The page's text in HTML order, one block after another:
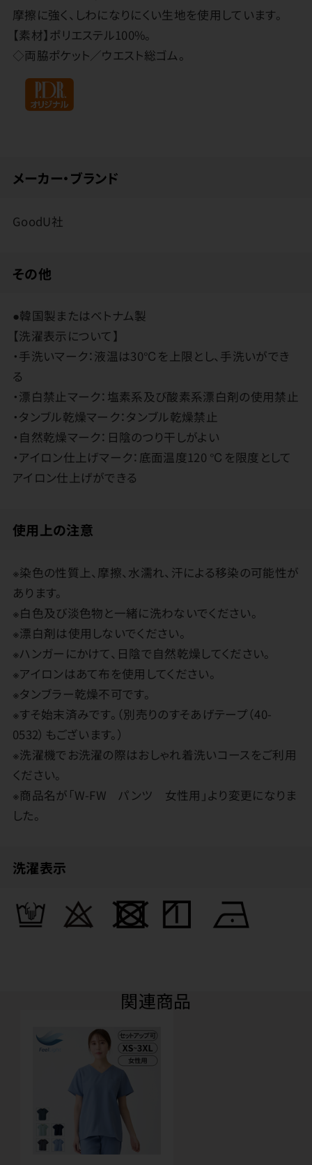
摩擦に強く、しわになりにくい生地を使用しています。
【素材】ポリエステル100%。
◇両脇ポケット／ウエスト総ゴム。
メーカー・ブランド
GoodU社
その他
●韓国製またはベトナム製
【洗濯表示について】
・手洗いマーク：液温は30℃を上限とし、手洗いができ
る
・漂白禁止マーク：塩素系及び酸素系漂白剤の使用禁止
・タンブル乾燥マーク：タンブル乾燥禁止
・自然乾燥マーク：日陰のつり干しがよい
・アイロン仕上げマーク：底面温度120 ℃を限度として
アイロン仕上げができる
使用上の注意
※染色の性質上、摩擦、水濡れ、汗による移染の可能性が
あります。
※白色及び淡色物と一緒に洗わないでください。
※漂白剤は使用しないでください。
※ハンガーにかけて、日陰で自然乾燥してください。
※アイロンはあて布を使用してください。
※タンブラー乾燥不可です。
※すそ始末済みです。（別売りのすそあげテープ（40-
0532）もございます。）
※洗濯機でお洗濯の際はおしゃれ着洗いコースをご利用
ください。
※商品名が「W-FW パンツ 女性用」より変更になりま
した。
洗濯表示
関連商品